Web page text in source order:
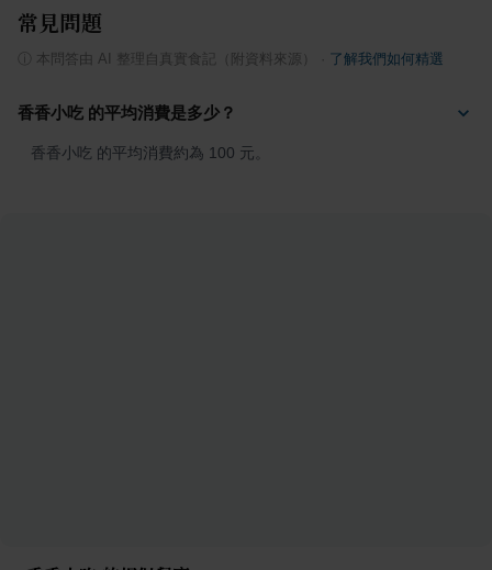
常見問題
本問答由 AI 整理自真實食記（附資料來源） 了解我們如何精選
香香小吃 的平均消費是多少？
香香小吃 的平均消費約為 100 元。